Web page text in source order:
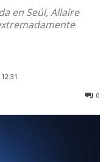
en Seúl, Allaire
0